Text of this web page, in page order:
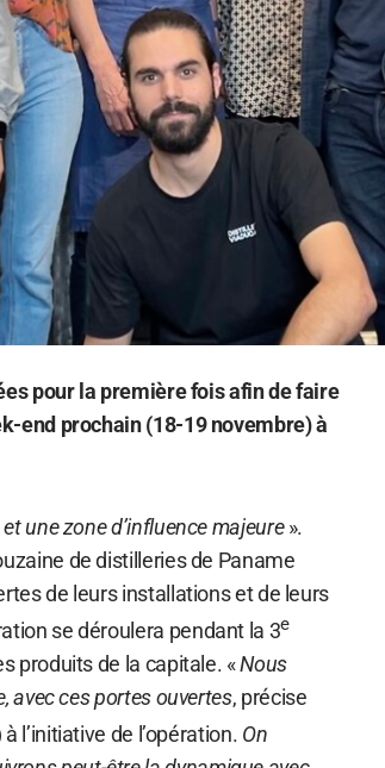
pour la première fois afin de faire
end prochain (18-19 novembre) à
une zone d’influence majeure».
de distilleries de Paname
de leurs installations et de leurs
se déroulera pendant la 3e
produits de la capitale. «Nous
avec ces portes ouvertes, précise
à l’initiative de l’opération. On